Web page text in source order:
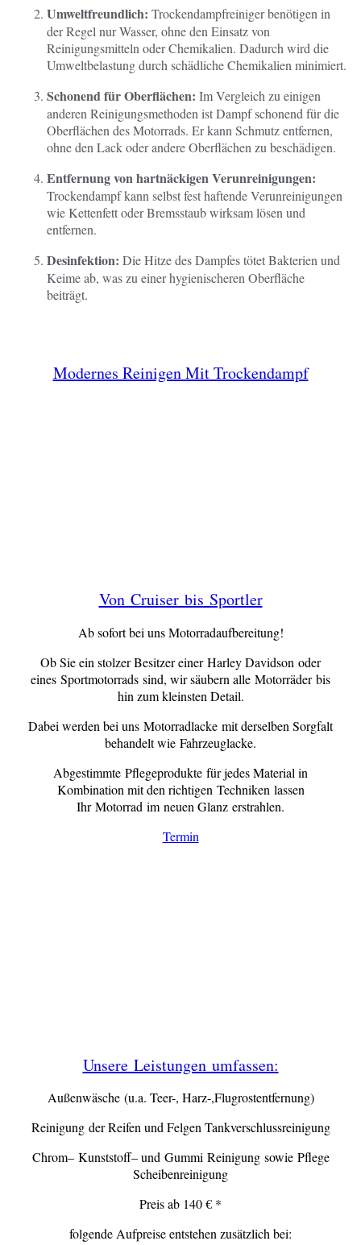
Umweltfreundlich: Trockendampfreiniger benötigen in
der Regel nur Wasser, ohne den Einsatz von
Reinigungsmitteln oder Chemikalien. Dadurch wird die
Umweltbelastung durch schädliche Chemikalien minimiert.
Schonend für Oberflächen: Im Vergleich zu einigen
anderen Reinigungsmethoden ist Dampf schonend für die
Oberflächen des Motorrads. Er kann Schmutz entfernen,
ohne den Lack oder andere Oberflächen zu beschädigen.
Entfernung von hartnäckigen Verunreinigungen:
Trockendampf kann selbst fest haftende Verunreinigungen
wie Kettenfett oder Bremsstaub wirksam lösen und
entfernen.
Desinfektion: Die Hitze des Dampfes tötet Bakterien und
Keime ab, was zu einer hygienischeren Oberfläche
beiträgt.
Modernes Reinigen Mit Trockendampf
Von Cruiser bis Sportler
Ab sofort bei uns Motorradaufbereitung!
Ob Sie ein stolzer Besitzer einer Harley Davidson oder
eines Sportmotorrads sind, wir säubern alle Motorräder bis
hin zum kleinsten Detail.
Dabei werden bei uns Motorradlacke mit derselben Sorgfalt
behandelt wie Fahrzeuglacke.
Abgestimmte Pflegeprodukte für jedes Material in
Kombination mit den richtigen Techniken lassen
Ihr Motorrad im neuen Glanz erstrahlen.
Termin
Unsere Leistungen umfassen:
Außenwäsche (u.a. Teer-, Harz-,Flugrostentfernung)
Reinigung der Reifen und Felgen Tankverschlussreinigung
Chrom– Kunststoff– und Gummi Reinigung sowie Pflege
Scheibenreinigung
Preis ab 140 € *
folgende Aufpreise entstehen zusätzlich bei: